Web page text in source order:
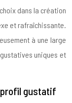
dans la création
et rafraîchissante.
à une large
uniques et
profil gustatif